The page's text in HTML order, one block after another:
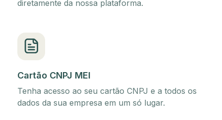
diretamente da nossa plataforma.
Cartão CNPJ MEI
Tenha acesso ao seu cartão CNPJ e a todos os
dados da sua empresa em um só lugar.